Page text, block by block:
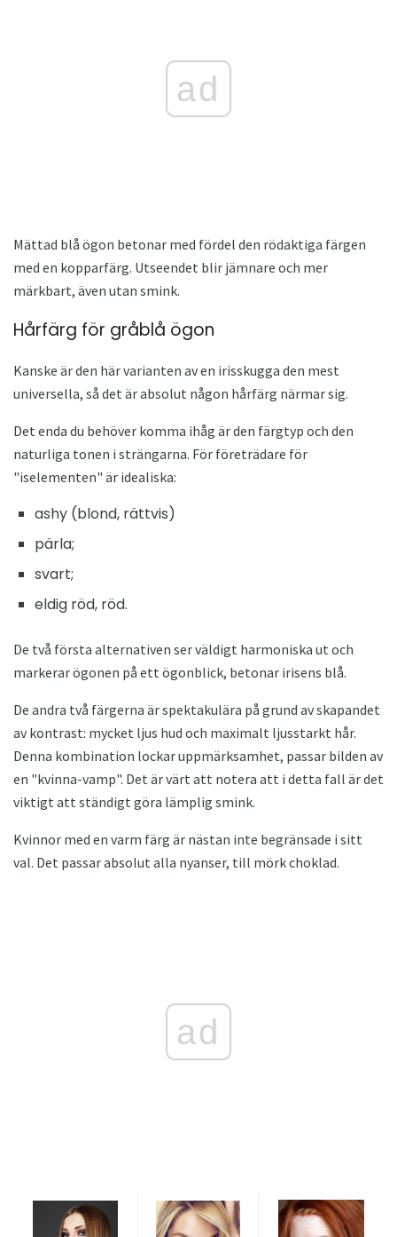
ad
Mättad blå ögon betonar med fördel den rödaktiga färgen
med en kopparfärg. Utseendet blir jämnare och mer
märkbart, även utan smink.
Hårfärg för gråblå ögon
Kanske är den här varianten av en irisskugga den mest
universella, så det är absolut någon hårfärg närmar sig.
Det enda du behöver komma ihåg är den färgtyp och den
naturliga tonen i strängarna. För företrädare för
"iselementen" är idealiska:
ashy (blond, rättvis)
pärla;
svart;
eldig röd, röd.
De två första alternativen ser väldigt harmoniska ut och
markerar ögonen på ett ögonblick, betonar irisens blå.
De andra två färgerna är spektakulära på grund av skapandet
av kontrast: mycket ljus hud och maximalt ljusstarkt hår.
Denna kombination lockar uppmärksamhet, passar bilden av
en "kvinna-vamp". Det är värt att notera att i detta fall är det
viktigt att ständigt göra lämplig smink.
Kvinnor med en varm färg är nästan inte begränsade i sitt
val. Det passar absolut alla nyanser, till mörk choklad.
ad